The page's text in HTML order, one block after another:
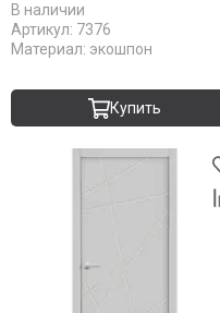
В наличии
Артикул: 7376
Материал: экошпон
Купить